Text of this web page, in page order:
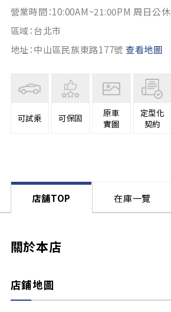
營業時間：10:00AM~21:00PM 周日公休
區域：台北市
地址：中山區民族東路177號 查看地圖
可試乘 可保固
原車
實圖
定型化
契約
店舗TOP 在庫一覽
關於本店
店鋪地圖